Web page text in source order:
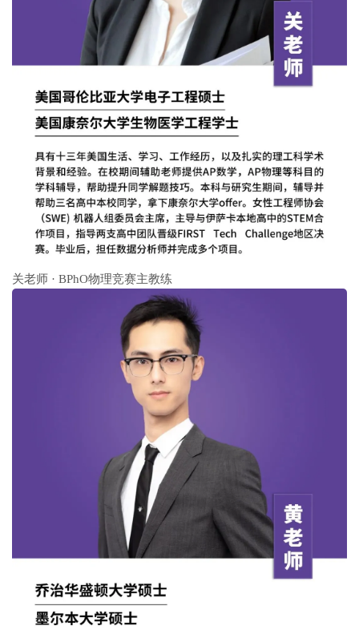
关老师 · BPhO物理竞赛主教练